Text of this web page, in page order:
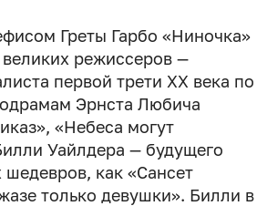
Греты Гарбо «Ниночка»
режиссеров —
первой трети XX века по
Эрнста Любича
«Небеса могут
Уайлдера — будущего
шедевров, как «Сансет
только девушки». Билли в